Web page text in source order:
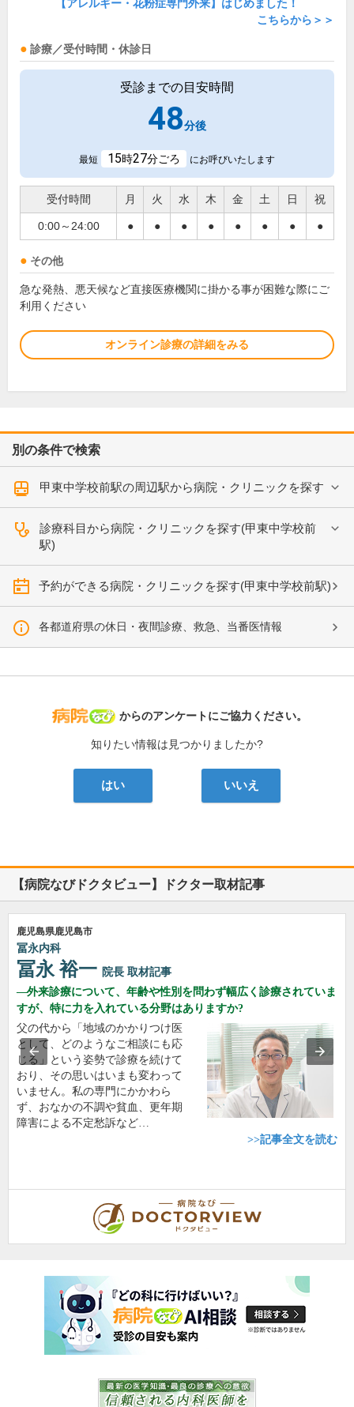
【アレルギー・花粉症専門外来】はじめました！
こちらから＞＞
診療／受付時間・休診日
受診までの目安時間
48分後
最短 15時27分ごろ にお呼びいたします
受付時間 月 火 水 木 金 土 日 祝
0:00～24:00 ● ● ● ● ● ● ● ●
その他
急な発熱、悪天候など直接医療機関に掛かる事が困難な際にご
利用ください
オンライン診療の詳細をみる
別の条件で検索
甲東中学校前駅の周辺駅から病院・クリニックを探す
診療科目から病院・クリニックを探す(甲東中学校前
駅)
予約ができる病院・クリニックを探す(甲東中学校前駅)
各都道府県の休日・夜間診療、救急、当番医情報
病院なび
からのアンケートにご協力ください。
知りたい情報は見つかりましたか?
はい いいえ
【病院なびドクタビュー】ドクター取材記事
鹿児島県鹿児島市
冨永内科
冨永 裕一 院長 取材記事
外来診療について、年齢や性別を問わず幅広く診療されていま
すが、特に力を入れている分野はありますか?
父の代から「地域のかかりつけ医
として、どのようなご相談にも応
じる」という姿勢で診療を続けて
おり、その思いはいまも変わって
いません。私の専門にかかわら
ず、おなかの不調や貧血、更年期
障害による不定愁訴など…
>>記事全文を読む